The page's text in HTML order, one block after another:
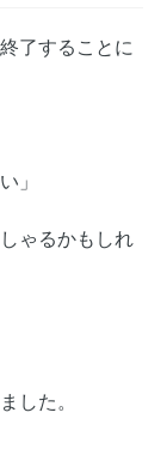
了することに
」
ゃるかもしれ
した。